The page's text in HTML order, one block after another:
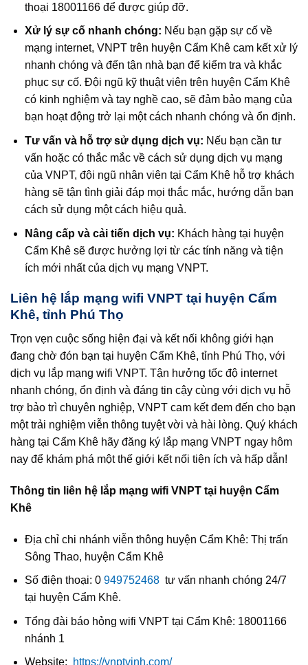
thoại 18001166 để được giúp đỡ.
Xử lý sự cố nhanh chóng: Nếu bạn gặp sự cố về
mạng internet, VNPT trên huyện Cẩm Khê cam kết xử lý
nhanh chóng và đến tận nhà bạn để kiểm tra và khắc
phục sự cố. Đội ngũ kỹ thuật viên trên huyện Cẩm Khê
có kinh nghiệm và tay nghề cao, sẽ đảm bảo mạng của
bạn hoạt động trở lại một cách nhanh chóng và ổn định.
Tư vấn và hỗ trợ sử dụng dịch vụ: Nếu bạn cần tư
vấn hoặc có thắc mắc về cách sử dụng dịch vụ mạng
của VNPT, đội ngũ nhân viên tại Cẩm Khê hỗ trợ khách
hàng sẽ tận tình giải đáp mọi thắc mắc, hướng dẫn bạn
cách sử dụng một cách hiệu quả.
Nâng cấp và cải tiến dịch vụ: Khách hàng tại huyện
Cẩm Khê sẽ được hưởng lợi từ các tính năng và tiện
ích mới nhất của dịch vụ mạng VNPT.
Liên hệ lắp mạng wifi VNPT tại huyện Cẩm
Khê, tỉnh Phú Thọ
Trọn vẹn cuộc sống hiện đại và kết nối không giới hạn
đang chờ đón bạn tại huyện Cẩm Khê, tỉnh Phú Thọ, với
dịch vụ lắp mạng wifi VNPT. Tận hưởng tốc độ internet
nhanh chóng, ổn định và đáng tin cậy cùng với dịch vụ hỗ
trợ bảo trì chuyên nghiệp, VNPT cam kết đem đến cho bạn
một trải nghiệm viễn thông tuyệt vời và hài lòng. Quý khách
hàng tại Cẩm Khê hãy đăng ký lắp mạng VNPT ngay hôm
nay để khám phá một thế giới kết nối tiện ích và hấp dẫn!
Thông tin liên hệ lắp mạng wifi VNPT tại huyện Cẩm
Khê
Địa chỉ chi nhánh viễn thông huyện Cẩm Khê: Thị trấn
Sông Thao, huyện Cẩm Khê
Số điện thoại: 0 949752468 tư vấn nhanh chóng 24/7
tại huyện Cẩm Khê.
Tổng đài báo hỏng wifi VNPT tại Cẩm Khê: 18001166
nhánh 1
Website: https://vnptvinh.com/